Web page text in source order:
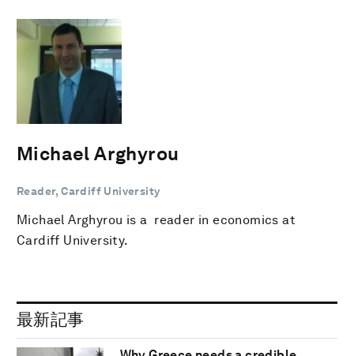
Michael Arghyrou
Reader, Cardiff University
Michael Arghyrou is a reader in economics at
Cardiff University.
最新記事